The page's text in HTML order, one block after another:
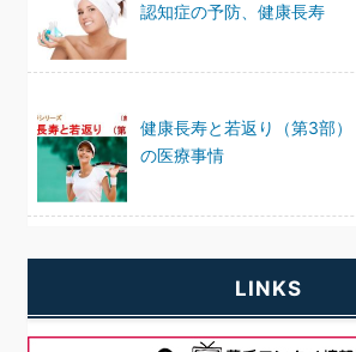
認知症の予防、健康長寿
健康長寿と若返り（第3部
の医療事情
LINKS